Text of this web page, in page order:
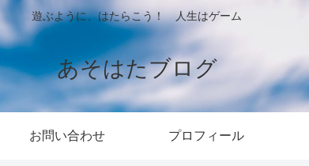
遊ぶように、はたらこう！ 人生はゲーム
あそはたブログ
お問い合わせ プロフィール